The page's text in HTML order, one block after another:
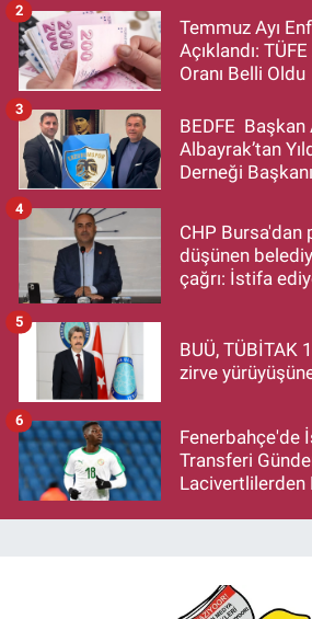
Temmuz Ayı
Açıklandı: TÜFE
Oranı Belli Oldu
2
BEDFE Başkan
Albayrak’tan
Derneği
3
CHP
düşünen
çağrı: İstifa
4
BUÜ, TÜBİTAK
zirve
5
Fenerbahçe'de
Transferi
Lacivertlilerden
6